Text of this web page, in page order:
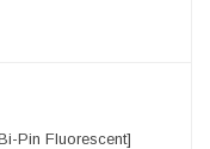
Pin Fluorescent]